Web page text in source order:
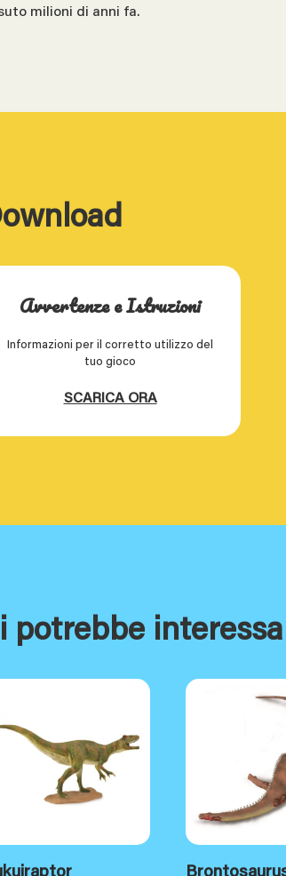
milioni di anni fa.
Avvertenze e Istruzioni
Informazioni per il corretto utilizzo del
tuo gioco
SCARICA ORA
potrebbe